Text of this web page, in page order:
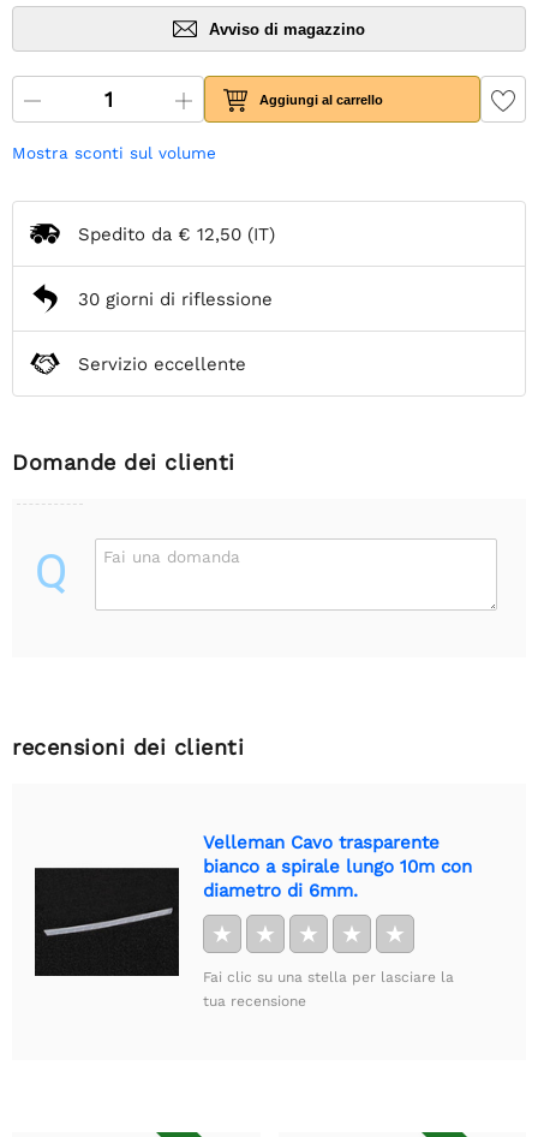
Avviso di magazzino
Aggiungi al carrello
Mostra sconti sul volume
Spedito da € 12,50 (IT)
30 giorni di riflessione
Servizio eccellente
Domande dei clienti
Q Fai una domanda
recensioni dei clienti
Velleman Cavo trasparente
bianco a spirale lungo 10m con
diametro di 6mm.
★ ★ ★ ★ ★
Fai clic su una stella per lasciare la
tua recensione